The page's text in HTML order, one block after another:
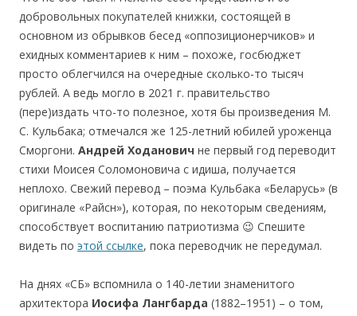
добровольных покупателей книжки, состоящей в
основном из обрывков бесед «оппозиционерчиков» и
ехидных комментариев к ним – похоже, госбюджет
просто облегчился на очередные сколько-то тысяч
рублей. А ведь могло в 2021 г. правительство
(пере)издать что-то полезное, хотя бы произведения М.
С. Кульбака; отмечался же 125-летний юбилей уроженца
Сморгони. Андрей Ходанович не первый год переводит
стихи Моисея Соломоновича с идиша, получается
неплохо. Свежий перевод – поэма Кульбака «Беларусь» (в
оригинале «Райсн»), которая, по некоторым сведениям,
способствует воспитанию патриотизмa 😉 Cпешите
видеть по этой ссылке, пока переводчик не передумал.
На днях «СБ» вспомнила о 140-летии знаменитого
архитектора Иосифа Лангбарда (1882–1951) – о том,